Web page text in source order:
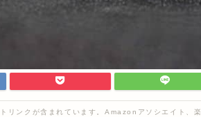
リンクが含まれています。Amazonアソシエイト、楽